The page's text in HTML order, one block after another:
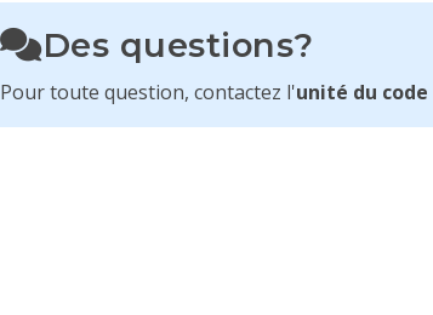
Des questions?
Pour toute question, contactez l'unité du code